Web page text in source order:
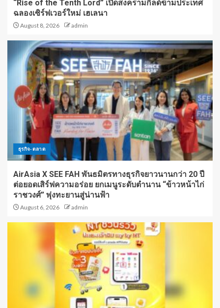
“Rise of the Tenth Lord” เปิดสงครามกิลด์ข้ามประเทศ
ฉลองเซิร์ฟเวอร์ใหม่ เฮเลนา
August 8, 2026 admin
ธุรกิจ-ตลาด
AirAsia X SEE FAH พันธมิตรทางธุรกิจยาวนานกว่า 20 ปี
ต่อยอดเสิร์ฟความอร่อย ยกเมนูระดับตำนาน “ข้าวหน้าไก่
ราชวงศ์” พุ่งทะยานสู่น่านฟ้า
August 6, 2026 admin